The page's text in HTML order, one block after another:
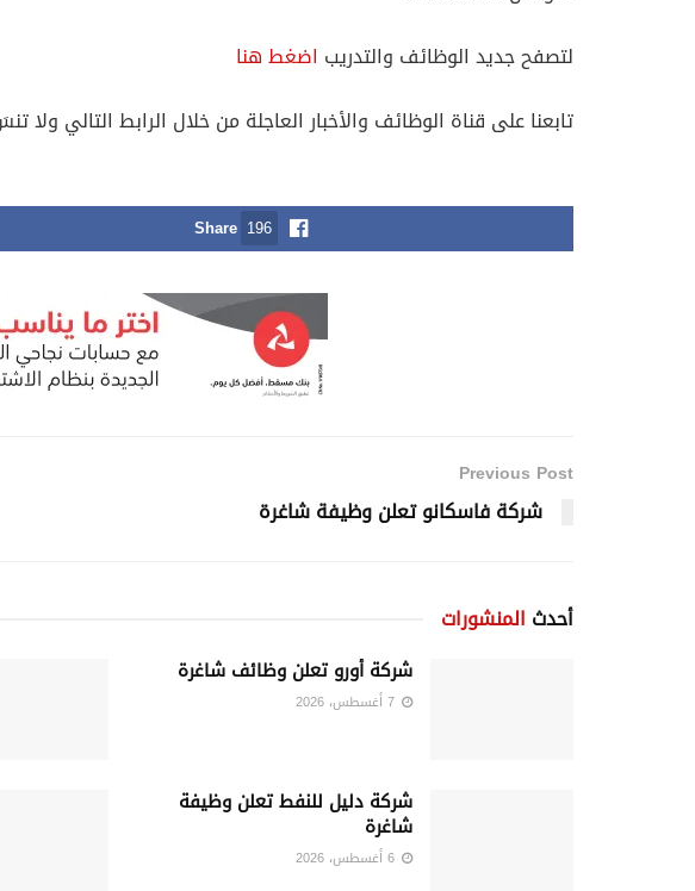
لتصفح جديد الوظائف والتدريب اضغط هنا
تابعنا على قناة الوظائف والأخبار العاجلة من خلال الرابط التالي ولا
Share 196
Previous Post
شركة فاسكانو تعلن وظيفة شاغرة
أحدث المنشورات
شركة أورو تعلن وظائف شاغرة
شركة دليل للنفط تعلن وظيفة
شاغرة